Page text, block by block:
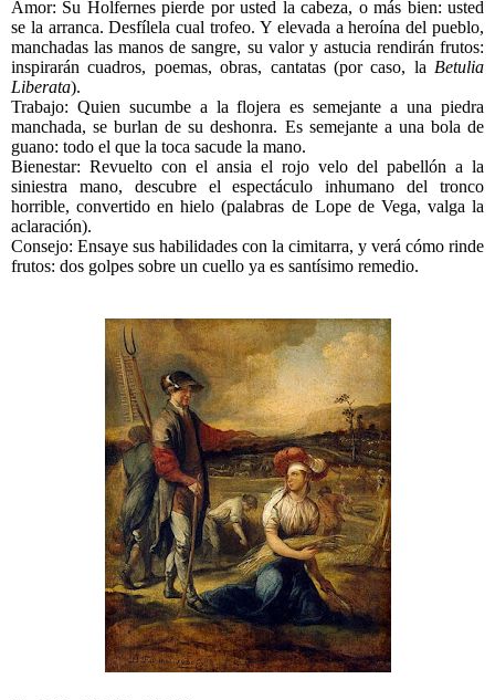
Amor: Su Holfernes pierde por usted la cabeza, o más bien: usted
se la arranca. Desfílela cual trofeo. Y elevada a heroína del pueblo,
manchadas las manos de sangre, su valor y astucia rendirán frutos:
inspirarán cuadros, poemas, obras, cantatas (por caso, la Betulia
Liberata).
Trabajo: Quien sucumbe a la flojera es semejante a una piedra
manchada, se burlan de su deshonra. Es semejante a una bola de
guano: todo el que la toca sacude la mano.
Bienestar: Revuelto con el ansia el rojo velo del pabellón a la
siniestra mano, descubre el espectáculo inhumano del tronco
horrible, convertido en hielo (palabras de Lope de Vega, valga la
aclaración).
Consejo: Ensaye sus habilidades con la cimitarra, y verá cómo rinde
frutos: dos golpes sobre un cuello ya es santísimo remedio.